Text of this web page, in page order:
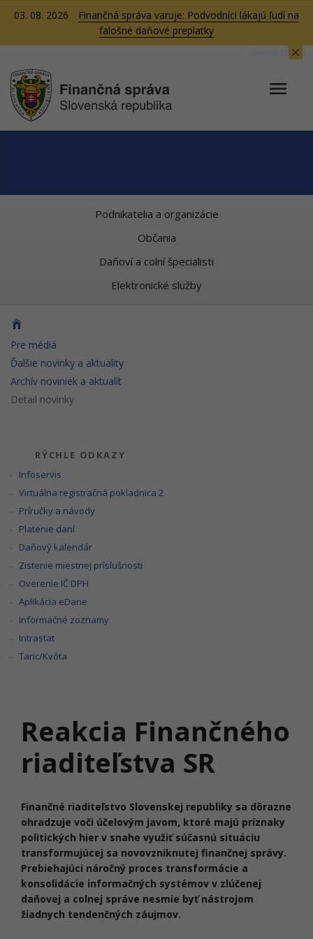
03. 08. 2026
Finančná správa varuje: Podvodníci lákajú ľudí na
falošné daňové preplatky
Server BB05
Podnikatelia a organizácie
Občania
Daňoví a colní špecialisti
Elektronické služby
Pre médiá
Ďalšie novinky a aktuality
Archív noviniek a aktualít
Detail novinky
RÝCHLE ODKAZY
Infoservis
Virtuálna registračná pokladnica 2
Príručky a návody
Platenie daní
Daňový kalendár
Zistenie miestnej príslušnosti
Overenie IČ DPH
Aplikácia eDane
Informačné zoznamy
Intrastat
Taric/Kvóta
Reakcia Finančného
riaditeľstva SR
Finančné riaditeľstvo Slovenskej republiky sa dôrazne
ohradzuje voči účelovým javom, ktoré majú príznaky
politických hier v snahe využiť súčasnú situáciu
transformujúcej sa novovzniknutej finančnej správy.
Prebiehajúci náročný proces transformácie a
konsolidácie informačných systémov v zlúčenej
daňovej a colnej správe nesmie byť nástrojom
žiadnych tendenčných záujmov.